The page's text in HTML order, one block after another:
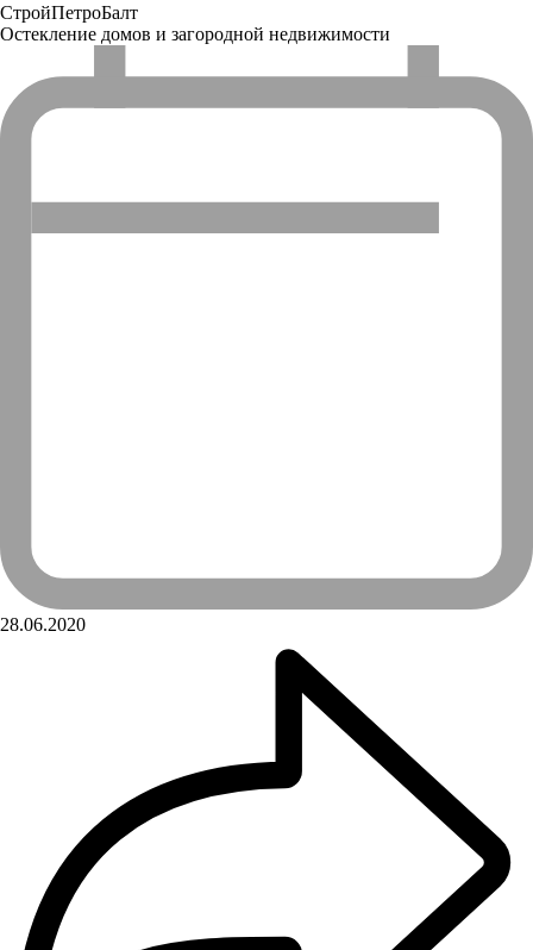
СтройПетроБалт
Остекление домов и загородной недвижимости
28.06.2020